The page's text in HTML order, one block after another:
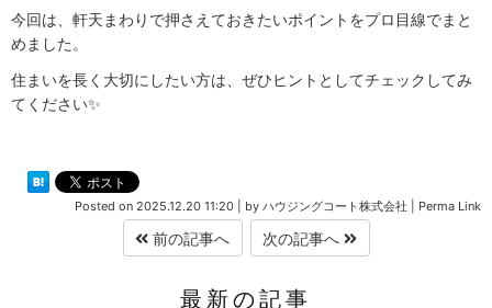
今回は、軒天まわりで押さえておきたいポイントをプロ目線でまと
めました。
住まいを長く大切にしたい方は、ぜひヒントとしてチェックしてみ
てください✨
Posted on 2025.12.20 11:20 by ハウジングコート株式会社 Perma Link
前の記事へ 次の記事へ
最新の記事